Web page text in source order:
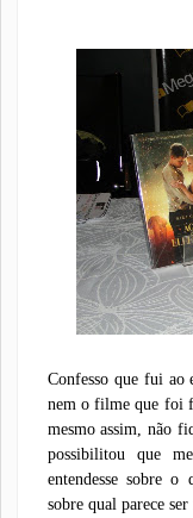
Confesso que fui ao
nem o filme que foi
mesmo assim, não
possibilitou que
entendesse sobre
sobre qual parece